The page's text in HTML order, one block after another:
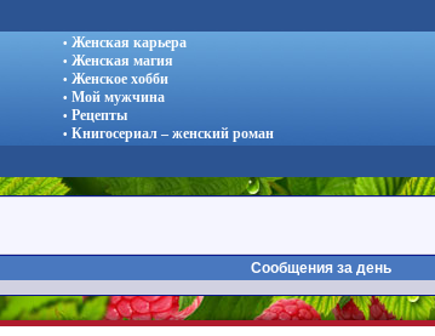
• Женская карьера
• Женская магия
• Женское хобби
• Мой мужчина
• Рецепты
• Книгосериал – женский роман
Сообщения за день